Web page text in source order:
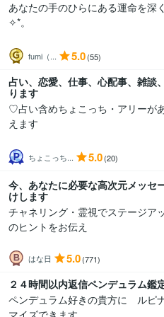
あなたの手のひらにある運命を深
✧*。
fumi（... 5.0(55)
占い、恋愛、仕事、心配事、雑談
ります
♡占い含めちょこっち・アリーが
えます
ちょこっち... 5.0(20)
今、あなたに必要な高次元メッセ
けします
チャネリング・霊視でステージア
のヒントをお伝え
はな日 5.0(771)
２４時間以内返信ペンデュラム鑑
ペンデュラム好きの貴方に ルピ